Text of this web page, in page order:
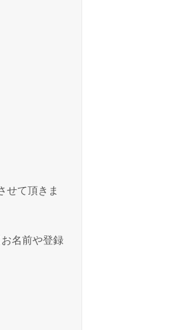
せて頂きま
名前や登録